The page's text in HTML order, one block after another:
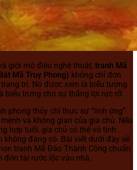
giới mộ điệu nghệ thuật, tranh Mã
Mã Truy Phong) không chỉ đơn
trí. Nó được xem là biểu tượng
biểu trưng cho sự thắng lợi rực rỡ.
phong thủy chỉ thực sự “linh ứng”
và không gian của gia chủ. Nếu
hợp tuổi, gia chủ có thể vô tình
không đáng có. Bài viết dưới đây sẽ
tranh Mã Đáo Thành Công chuẩn
đón tài rước lộc vào nhà.